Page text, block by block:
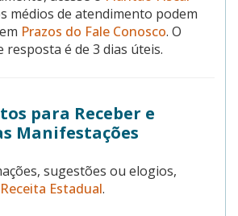
médios de atendimento podem
Prazos do Fale Conosco. O
resposta é de 3 dias úteis.
para Receber e
Manifestações
sugestões ou elogios,
Estadual.